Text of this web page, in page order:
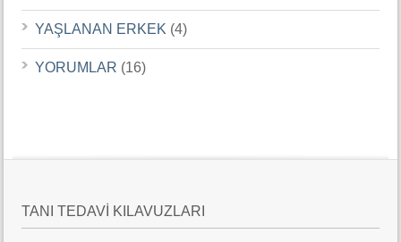
YAŞLANAN ERKEK (4)
YORUMLAR (16)
TANI TEDAVİ KILAVUZLARI